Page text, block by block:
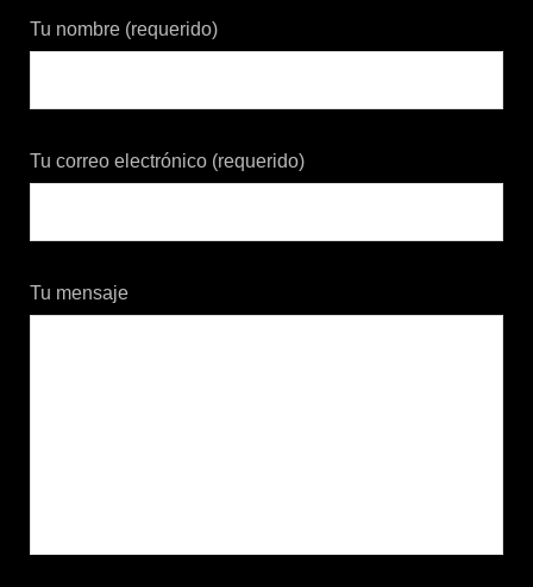
Tu nombre (requerido)
Tu correo electrónico (requerido)
Tu mensaje